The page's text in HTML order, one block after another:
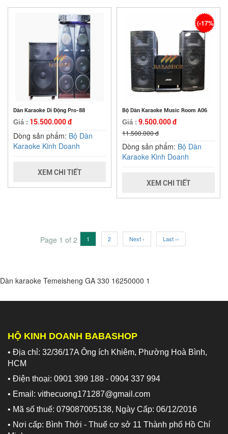
Dàn Karaoke Di Động Pro-88
Giá : 15.500.000 đ
Dòng sản phẩm: Bộ Dàn
Karaoke Kinh Doanh
XEM CHI TIẾT
Bộ Dàn Karaoke Music Room A06
Giá : 9.500.000 đ
11.500.000 đ
(-17%)
Dòng sản phẩm: Bộ Dàn
Karaoke Kinh Doanh
XEM CHI TIẾT
Page 1 of 2 1 2 Next › Last ››
Dàn karaoke Temeisheng GA 330 16250000 1
HỘ KINH DOANH BABASHOP
• Địa chỉ: 32/36/17A Ông ích Khiêm, Phường Hoà Bình,
HCM
• Điện thoại: 0901 399 188 - 0904 337 994
• Email: vithecuong171287@gmail.com
• Mã số thuế: 079087005138, Ngày Cấp: 06/12/2016
• Nơi cấp: Bình Thới - Thuế cơ sở 11 Thành phố Hồ Chí